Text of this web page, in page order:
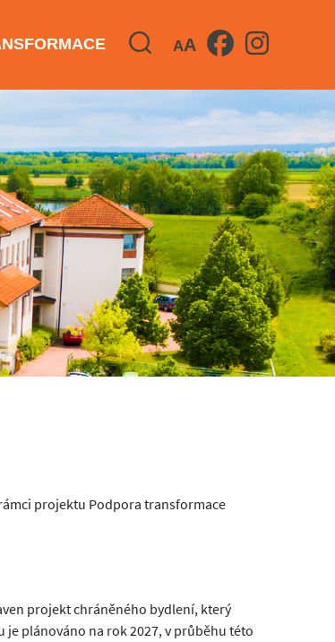
AA
projektu Podpora transformace
projekt chráněného bydlení, který
plánováno na rok 2027, v průběhu této